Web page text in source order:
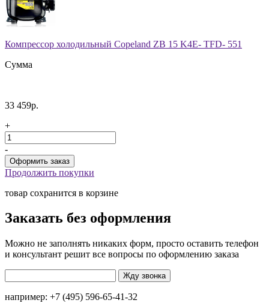
Компрессор холодильный Copeland ZB 15 K4E- TFD- 551
Сумма
33 459р.
+
-
Продолжить покупки
товар сохранится в корзине
Заказать без оформления
Можно не заполнять никаких форм, просто оставить телефон
и консультант решит все вопросы по оформлению заказа
например: +7 (495) 596-65-41-32